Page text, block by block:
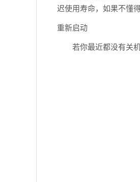
迟使用寿命，如果不懂
重新启动
若你最近都没有关